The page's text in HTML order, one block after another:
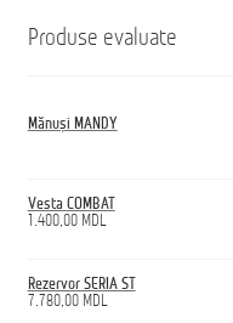
Produse evaluate
Mănuși MANDY
Vesta COMBAT
1.400,00 MDL
Rezervor SERIA ST
7.780,00 MDL